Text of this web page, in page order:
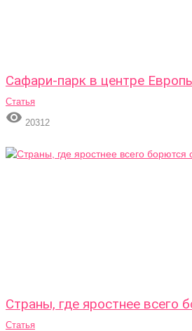
Сафари-парк в центре
Статья
 20312
Страны, где яростнее всего
Статья